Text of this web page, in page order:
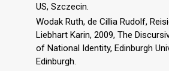
US, Szczecin.
Wodak Ruth, de Cillia Rudolf,
Liebhart Karin, 2009, The
of National Identity, Edinburgh
Edinburgh.